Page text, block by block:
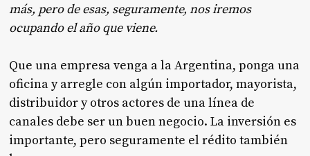
más, pero de esas, seguramente, nos iremos
ocupando el año que viene.
Que una empresa venga a la Argentina, ponga una
oficina y arregle con algún importador, mayorista,
distribuidor y otros actores de una línea de
canales debe ser un buen negocio. La inversión es
importante, pero seguramente el rédito también